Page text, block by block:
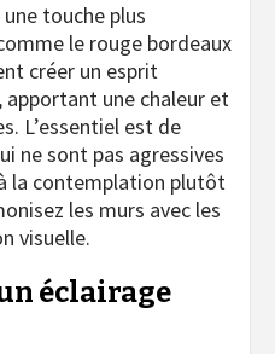
touche plus
le rouge bordeaux
créer un esprit
apportant une chaleur et
L’essentiel est de
ne sont pas agressives
la contemplation plutôt
les murs avec les
visuelle.
éclairage